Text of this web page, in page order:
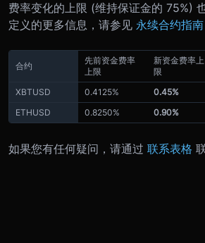
费率变化的上限 (维持保证金的 75%)
定义的更多信息，请参见 永续合约指南
合约
先前资金费率
上限
新资金费率上
限
XBTUSD
0.4125% 0.45%
ETHUSD
0.8250% 0.90%
如果您有任何疑问，请通过 联系表格